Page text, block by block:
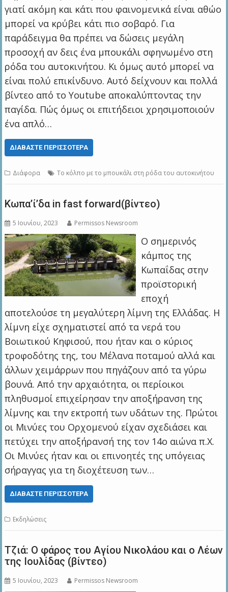
γιατί ακόμη και κάτι που φαινομενικά είναι αθώο
μπορεί να κρύβει κάτι πιο σοβαρό. Για
παράδειγμα θα πρέπει να δώσεις μεγάλη
προσοχή αν δεις ένα μπουκάλι σφηνωμένο στη
ρόδα του αυτοκινήτου. Κι όμως αυτό μπορεί να
είναι πολύ επικίνδυνο. Αυτό δείχνουν και πολλά
βίντεο από το Youtube αποκαλύπτοντας την
παγίδα. Πώς όμως οι επιτήδειοι χρησιμοποιούν
ένα απλό…
ΔΙΑΒΆΣΤΕ ΠΕΡΙΣΣΌΤΕΡΑ
Διάφορα Το κόλπο με το μπουκάλι στη ρόδα του αυτοκινήτου
Κωπα’ί’δα in fast forward(βίντεο)
5 Ιουνίου, 2023 Permissos Newsroom
Ο σημερινός
κάμπος της
Κωπαΐδας στην
προϊστορική
εποχή
αποτελούσε τη μεγαλύτερη λίμνη της Ελλάδας. Η
λίμνη είχε σχηματιστεί από τα νερά του
Βοιωτικού Κηφισού, που ήταν και ο κύριος
τροφοδότης της, του Μέλανα ποταμού αλλά και
άλλων χειμάρρων που πηγάζουν από τα γύρω
βουνά. Από την αρχαιότητα, οι περίοικοι
πληθυσμοί επιχείρησαν την αποξήρανση της
λίμνης και την εκτροπή των υδάτων της. Πρώτοι
οι Μινύες του Ορχομενού είχαν σχεδιάσει και
πετύχει την αποξήρανσή της τον 14ο αιώνα π.Χ.
Οι Μινύες ήταν και οι επινοητές της υπόγειας
σήραγγας για τη διοχέτευση των…
ΔΙΑΒΆΣΤΕ ΠΕΡΙΣΣΌΤΕΡΑ
Εκδηλώσεις
Τζιά: Ο φάρος του Αγίου Νικολάου και ο Λέων
της Ιουλίδας (βίντεο)
5 Ιουνίου, 2023 Permissos Newsroom